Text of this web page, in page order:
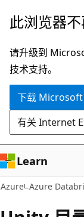
跳
主
要
内
此浏览器不
请升级到
技术支持。
下载
有关 Internet
Learn
Azure Azure